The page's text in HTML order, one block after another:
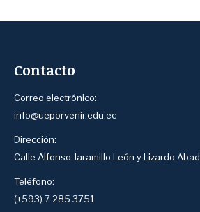
Contacto
Correo electrónico:
info@ueporvenir.edu.ec
Dirección:
Calle Alfonso Jaramillo León y Lizardo Abad
Teléfono:
(+593) 7 285 3751